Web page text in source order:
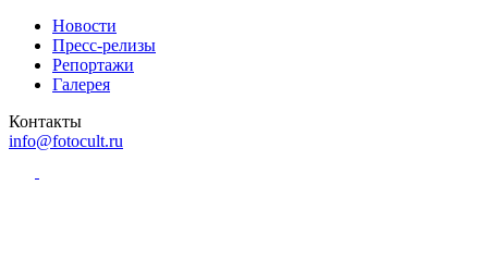
Новости
Пресс-релизы
Репортажи
Галерея
Контакты
info@fotocult.ru